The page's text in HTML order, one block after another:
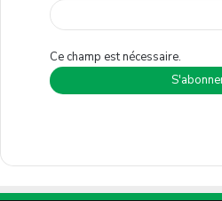
Ce champ est nécessaire.